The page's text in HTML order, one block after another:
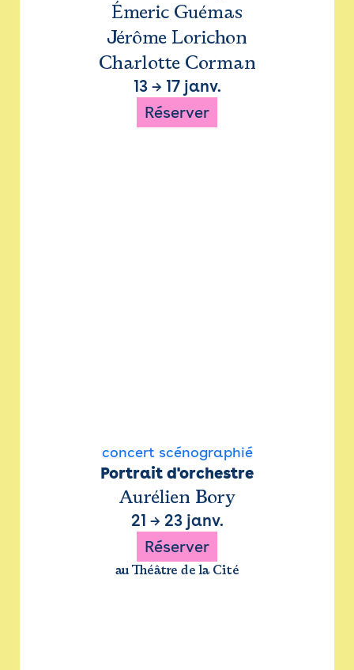
Émeric Guémas
Jérôme Lorichon
Charlotte Corman
13→ 17 janv.
Réserver
concert scénographié
Portrait d'orchestre
Aurélien Bory
21 → 23 janv.
Réserver
au Théâtre de la Cité